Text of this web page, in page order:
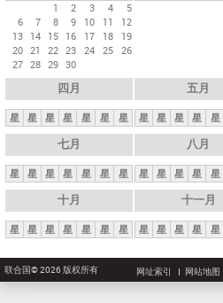
1
2 3 4
5
6
7 8 9 10 11
12
13 14 15 16 17 18
19
20 21 22 23 24 25 26
27 28 29 30
四月
星 星 星 星 星 星 星
五月
星 星 星 星 星
七月
星 星 星 星 星 星 星
八月
星 星 星 星 星
十月
星 星 星 星 星 星 星
十一月
星 星 星 星 星
联合国© 2026 版权所有 网址索引 网站地图